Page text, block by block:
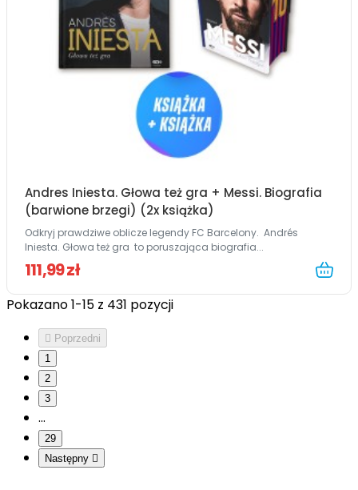
Andres Iniesta. Głowa też gra + Messi. Biografia
(barwione brzegi) (2x książka)
Odkryj prawdziwe oblicze legendy FC Barcelony. Andrés
Iniesta. Głowa też gra to poruszająca biografia...
111,99 zł
Pokazano 1-15 z 431 pozycji
 Poprzedni
1
2
3
…
29
Następny 